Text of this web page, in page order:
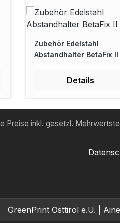
Zubehör Edelstahl
Abstandhalter BetaFix II
Details
Preise inkl. gesetzl.
GreenPrint Osttirol e.U. |